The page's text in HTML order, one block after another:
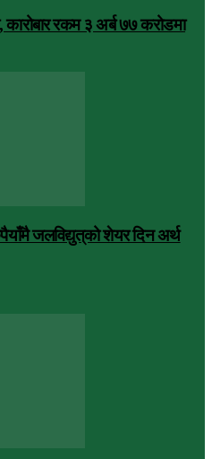
रकम ३ अर्ब ७७ करोडमा
जलविद्युत्‌को शेयर दिन अर्थ